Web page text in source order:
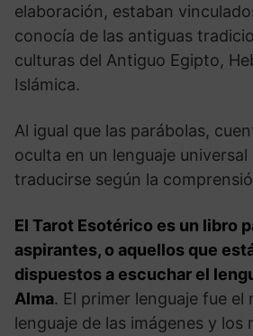
elaboración, estaban
conocía de las antiguas
culturas del Antiguo Egipto,
Islámica.
Al igual que las parábolas,
oculta en un lenguaje universal
traducirse según la
El Tarot Esotérico es un libro
aspirantes, o aquellos que
dispuestos a escuchar el
Alma. El primer lenguaje fue el
lenguaje de las imágenes y los